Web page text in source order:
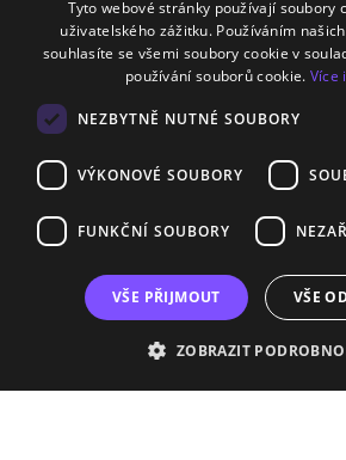
Facebook
Instagram
LinkedIn
Zásady ochrany osobních údajů
Tyto webové stránky používají soubory
uživatelského zážitku. Používáním
souhlasíte se všemi soubory cookie v
používání souborů cookie. Více
NEZBYTNĚ NUTNÉ SOUBORY
VÝKONOVÉ SOUBORY
FUNKČNÍ SOUBORY
VŠE PŘIJMOUT VŠE
ZOBRAZIT